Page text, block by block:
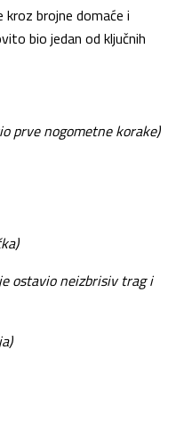
brojne domaće i
bio jedan od ključnih
prve nogometne korake)
ostavio neizbrisiv trag i